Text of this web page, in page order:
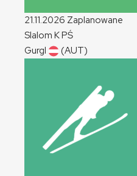
21.11.2026 Zaplanowane
Slalom KPŚ
Gurgl
(AUT)